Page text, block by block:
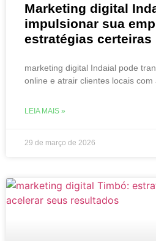
Marketing digital
impulsionar sua
estratégias certeiras
marketing digital Indaial pode
online e atrair clientes locais com
LEIA MAIS »
29 de março de 2026